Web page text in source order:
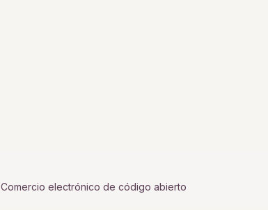
Comercio electrónico de código abierto